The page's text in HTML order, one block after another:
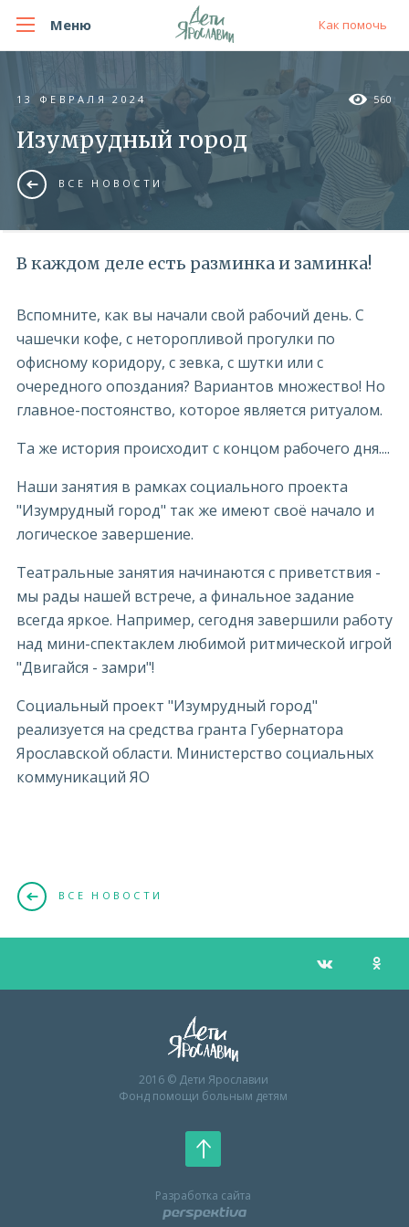
Меню Как помочь
13 ФЕВРАЛЯ 2024 560
Изумрудный город
ВСЕ НОВОСТИ
В каждом деле есть разминка и заминка!
Вспомните, как вы начали свой рабочий день. С
чашечки кофе, с неторопливой прогулки по
офисному коридору, с зевка, с шутки или с
очередного опоздания? Вариантов множество! Но
главное-постоянство, которое является ритуалом.
Та же история происходит с концом рабочего дня....
Наши занятия в рамках социального проекта
"Изумрудный город" так же имеют своё начало и
логическое завершение.
Театральные занятия начинаются с приветствия -
мы рады нашей встрече, а финальное задание
всегда яркое. Например, сегодня завершили работу
над мини-спектаклем любимой ритмической игрой
"Двигайся - замри"!
Социальный проект "Изумрудный город"
реализуется на средства гранта Губернатора
Ярославской области. Министерство социальных
коммуникаций ЯО
ВСЕ НОВОСТИ
2016 © Дети Ярославии
Фонд помощи больным детям
Разработка сайта